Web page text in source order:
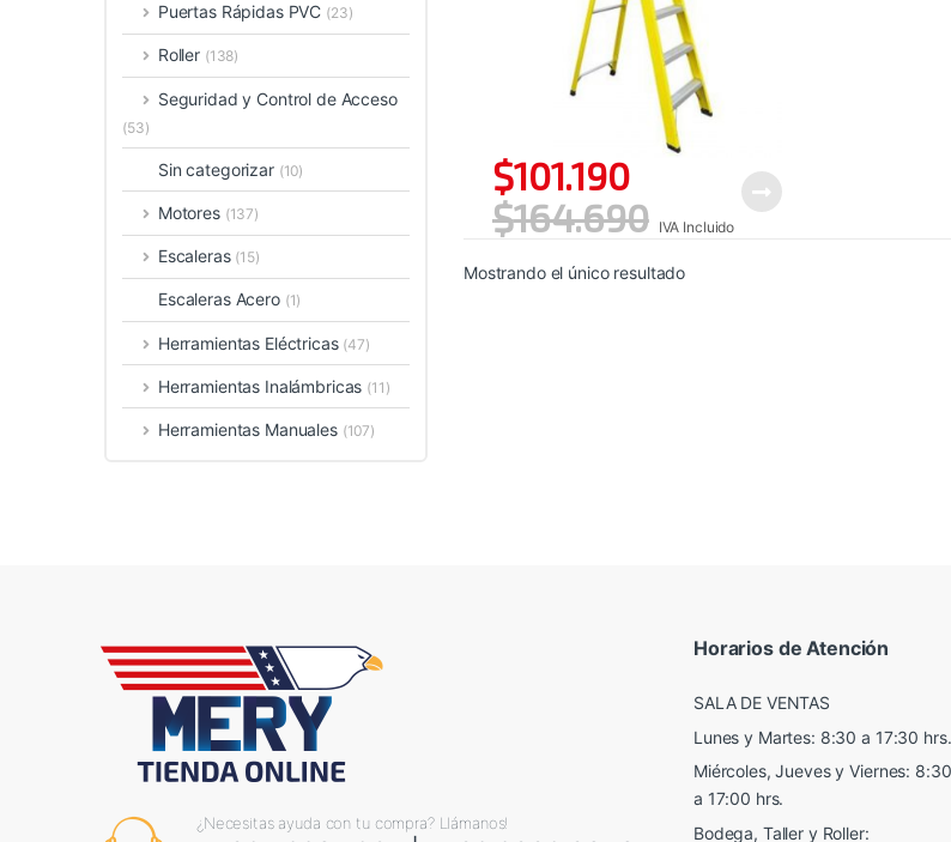
$101.190
$164.690 IVA Incluido
Mostrando el único resultado
Puertas Rápidas PVC (23)
Roller (138)
Seguridad y Control de Acceso
(53)
Sin categorizar (10)
Motores (137)
Escaleras (15)
Escaleras Acero (1)
Herramientas Eléctricas (47)
Herramientas Inalámbricas (11)
Herramientas Manuales (107)
¿Necesitas ayuda con tu compra? Llámanos!
Horarios de Atención
SALA DE VENTAS
Lunes y Martes: 8:30 a 17:30 hrs.
Miércoles, Jueves y Viernes: 8:30
a 17:00 hrs.
Bodega, Taller y Roller: